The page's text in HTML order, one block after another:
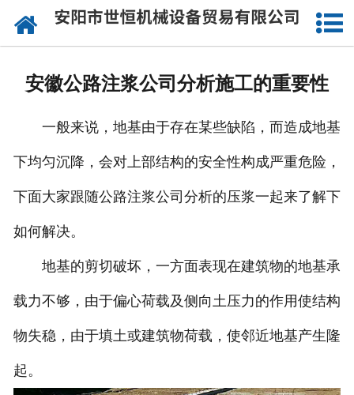
网站首页
资讯动态
联系我们
安徽公路注浆公司分析施工的重要性
一般来说，地基由于存在某些缺陷，而造成地基
下均匀沉降，会对上部结构的安全性构成严重危险，
下面大家跟随公路注浆公司分析的压浆一起来了解下
如何解决。
地基的剪切破坏，一方面表现在建筑物的地基承
载力不够，由于偏心荷载及侧向土压力的作用使结构
物失稳，由于填土或建筑物荷载，使邻近地基产生隆
起。